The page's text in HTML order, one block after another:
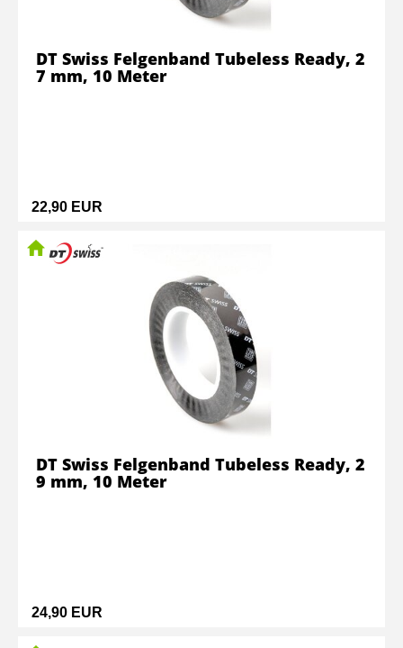
22,90 EUR
DT Swiss Felgenband Tubeless Ready, 2
7 mm, 10 Meter
24,90 EUR
DT Swiss Felgenband Tubeless Ready, 2
9 mm, 10 Meter